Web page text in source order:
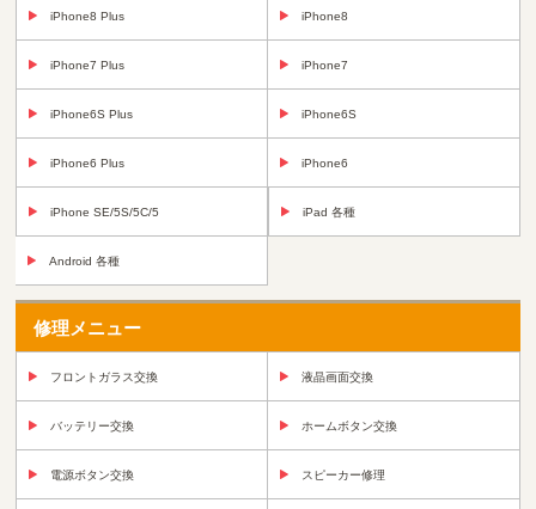
iPhone8 Plus iPhone8
iPhone7 Plus iPhone7
iPhone6S Plus iPhone6S
iPhone6 Plus iPhone6
iPhone SE/5S/5C/5 iPad 各種
Android 各種
修理メニュー
フロントガラス交換 液晶画面交換
バッテリー交換 ホームボタン交換
電源ボタン交換 スピーカー修理